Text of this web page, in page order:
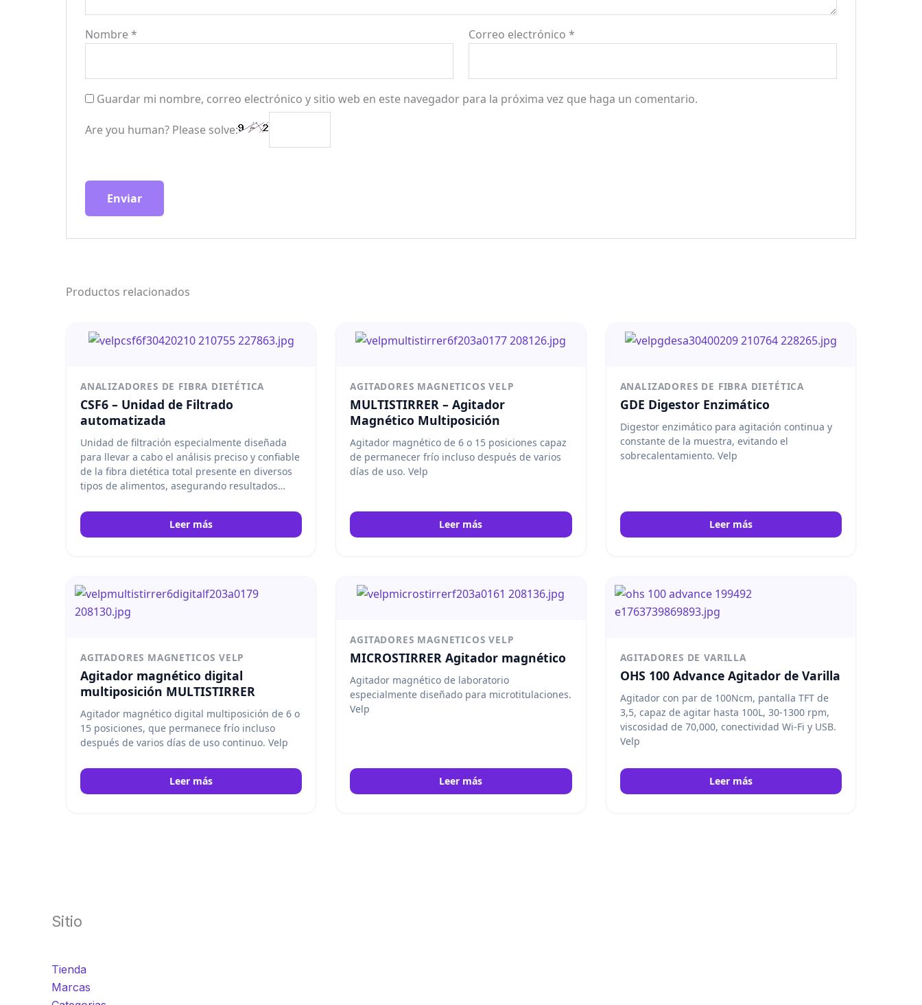
Nombre* Correo electrónico *
Guardar mi nombre, correo electrónico y sitio web en este navegador para la próxima vez que haga un comentario.
Are you human? Please solve:
Productos relacionados
ANALIZADORES DE FIBRA DIETÉTICA
CSF6 – Unidad de Filtrado
automatizada
Unidad de filtración especialmente diseñada
para llevar a cabo el análisis preciso y confiable
de la fibra dietética total presente en diversos
tipos de alimentos, asegurando resultados
laboratorio. Velp
Leer más
AGITADORES MAGNETICOS VELP
MULTISTIRRER – Agitador
Magnético Multiposición
Agitador magnético de 6 o 15 posiciones capaz
de permanecer frío incluso después de varios
días de uso. Velp
Leer más
ANALIZADORES DE FIBRA DIETÉTICA
GDE Digestor Enzimático
Digestor enzimático para agitación continua y
constante de la muestra, evitando el
sobrecalentamiento. Velp
Leer más
AGITADORES MAGNETICOS VELP
Agitador magnético digital
multiposición MULTISTIRRER
Agitador magnético digital multiposición de 6 o
15 posiciones, que permanece frío incluso
después de varios días de uso continuo. Velp
Leer más
AGITADORES MAGNETICOS VELP
MICROSTIRRER Agitador magnético
Agitador magnético de laboratorio
especialmente diseñado para microtitulaciones.
Velp
Leer más
AGITADORES DE VARILLA
OHS 100 Advance Agitador de Varilla
Agitador con par de 100Ncm, pantalla TFT de
3,5, capaz de agitar hasta 100L, 30-1300 rpm,
viscosidad de 70,000, conectividad Wi-Fi y USB.
Velp
Leer más
Sitio
Tienda
Marcas